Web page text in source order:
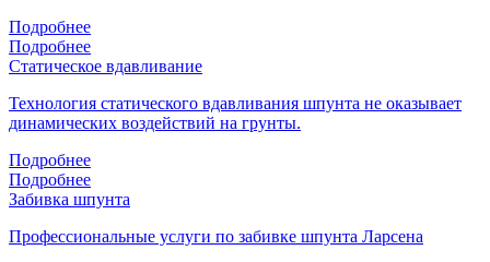
Подробнее
Подробнее
Статическое вдавливание
Технология статического вдавливания шпунта не оказывает
динамических воздействий на грунты.
Подробнее
Подробнее
Забивка шпунта
Профессиональные услуги по забивке шпунта Ларсена